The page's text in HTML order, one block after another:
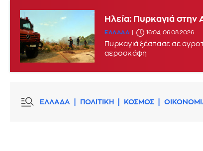
Μεγάλη πυρκαγιά
Ηλεία: Πυρκαγιά στην
ΕΛΛΑΔΑ 16:04, 06.08.2026
Πυρκαγιά ξέσπασε σε
αεροσκάφη
ΕΛΛΑΔΑ ΠΟΛΙΤΙΚΗ ΚΟΣΜΟΣ